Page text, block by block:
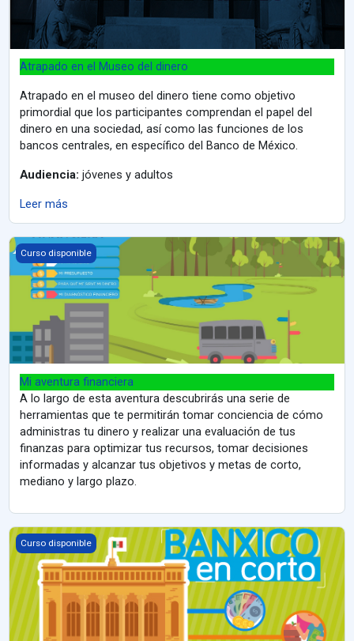
Atrapado en el Museo del dinero
Atrapado en el museo del dinero tiene como objetivo
primordial que los participantes comprendan el papel del
dinero en una sociedad, así como las funciones de los
bancos centrales, en específico del Banco de México.
Audiencia: jóvenes y adultos
Leer más
Mi aventura financiera
Curso disponible
Mi aventura financiera
A lo largo de esta aventura descubrirás una serie de
herramientas que te permitirán tomar conciencia de cómo
administras tu dinero y realizar una evaluación de tus
finanzas para optimizar tus recursos, tomar decisiones
informadas y alcanzar tus objetivos y metas de corto,
mediano y largo plazo.
Banxico en corto
Curso disponible